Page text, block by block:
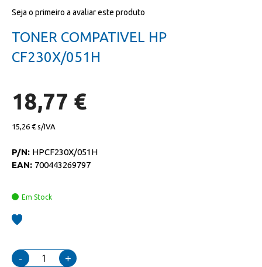
o
galeria
de
para
início
da
galeria
Seja o primeiro a avaliar este produto
TONER COMPATIVEL HP
CF230X/051H
18,77 €
15,26 €
P/N: HPCF230X/051H
EAN: 700443269797
Em Stock
- +